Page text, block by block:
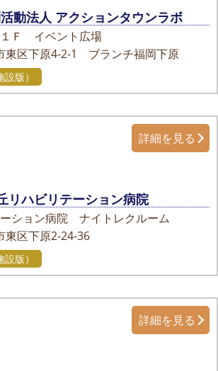
動法人 アクションタウンラボ
Ｆ イベント広場
東区下原4-2-1 ブランチ福岡下原
版）
リハビリテーション病院
ション病院 ナイトレクルーム
東区下原2-24-36
詳細を見る
版）
詳細を見る